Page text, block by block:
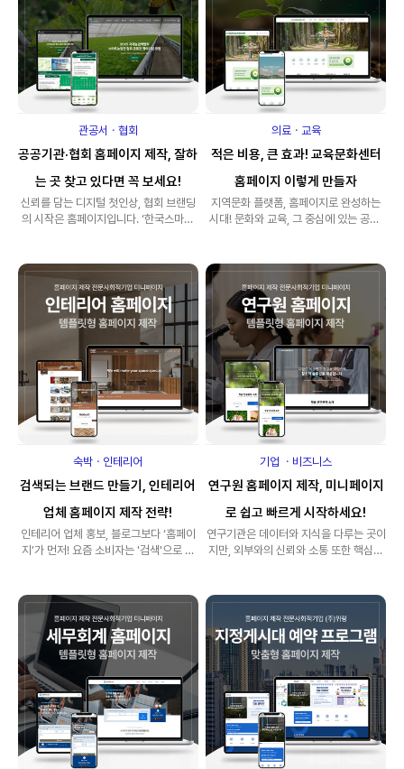
관공서ㆍ협회
공공기관·협회 홈페이지 제작, 잘하
는 곳 찾고 있다면 꼭 보세요!
신뢰를 담는 디지털 첫인상, 협회 브랜딩
의 시작은 홈페이지입니다. ‘한국스마트
의료ㆍ교육
적은 비용, 큰 효과! 교육문화센터
홈페이지 이렇게 만들자
지역문화 플랫폼, 홈페이지로 완성하는
시대! 문화와 교육, 그 중심에 있는 공간.
숙박ㆍ인테리어
검색되는 브랜드 만들기, 인테리어
업체 홈페이지 제작 전략!
인테리어 업체 홍보, 블로그보다 ‘홈페이
지’가 먼저! 요즘 소비자는 '검색'으로 선
기업 ㆍ비즈니스
연구원 홈페이지 제작, 미니페이지
로 쉽고 빠르게 시작하세요!
연구기관은 데이터와 지식을 다루는 곳이
지만, 외부와의 신뢰와 소통 또한 핵심입